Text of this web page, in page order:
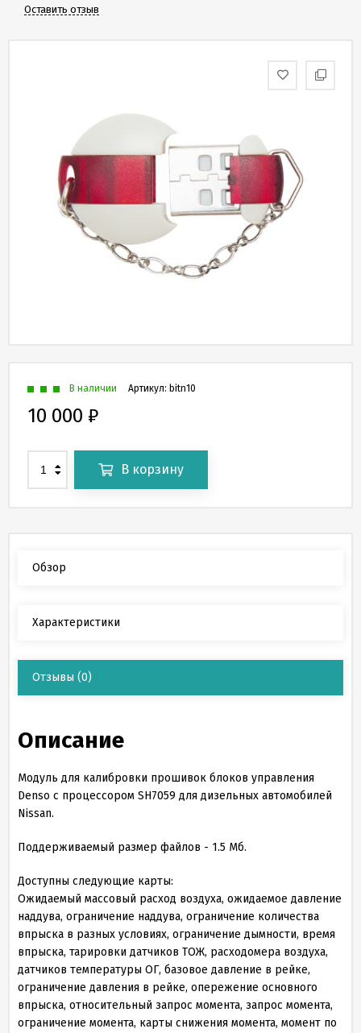
Скидки
Пользовательское
соглашение
Публичная
Оставить отзыв
Артикул: bitn10
В наличии
10 000 ₽
В корзину
Обзор
Характеристики
Отзывы (0)
Описание
Модуль для калибровки прошивок блоков управления
Denso с процессором SH7059 для дизельных автомобилей
Nissan.
Поддерживаемый размер файлов - 1.5 Мб.
Доступны следующие карты:
Ожидаемый массовый расход воздуха, ожидаемое давление
наддува, ограничение наддува, ограничение количества
впрыска в разных условиях, ограничение дымности, время
впрыска, тарировки датчиков ТОЖ, расходомера воздуха,
датчиков температуры ОГ, базовое давление в рейке,
ограничение давления в рейке, опережение основного
впрыска, относительный запрос момента, запрос момента,
ограничение момента, карты снижения момента, момент по